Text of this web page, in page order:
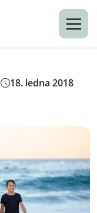
18. ledna 2018